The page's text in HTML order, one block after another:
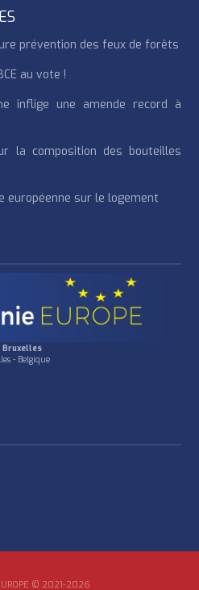
prévention des feux de forêts
au vote !
inflige une amende record à
la composition des bouteilles
européenne sur le logement
Bruxelles
- Belgique
© 2021-2026